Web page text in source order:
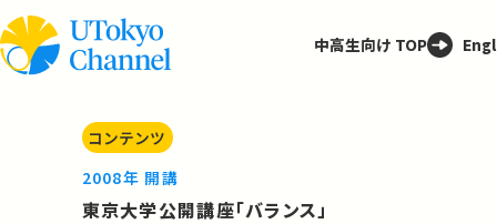
中高生向け TOP
コンテンツ
2008年 開講
東京大学公開講座「バランス」